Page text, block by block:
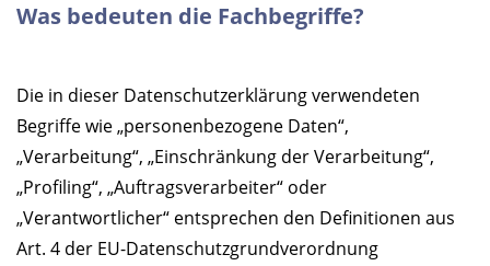
Was bedeuten die Fachbegriffe?
Die in dieser Datenschutzerklärung verwendeten
Begriffe wie „personenbezogene Daten“,
„Verarbeitung“, „Einschränkung der Verarbeitung“,
„Profiling“, „Auftragsverarbeiter“ oder
„Verantwortlicher“ entsprechen den Definitionen aus
Art. 4 der EU-Datenschutzgrundverordnung